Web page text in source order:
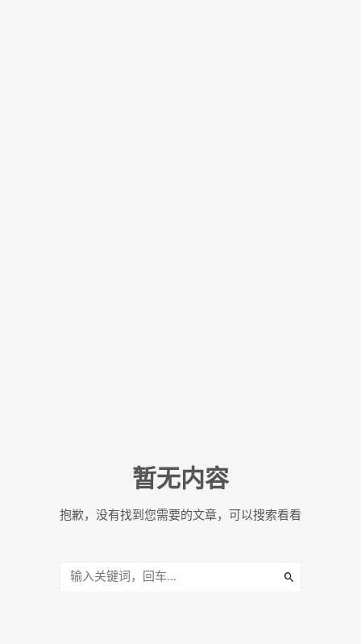
暂无内容
抱歉，没有找到您需要的文章，可以搜索看看